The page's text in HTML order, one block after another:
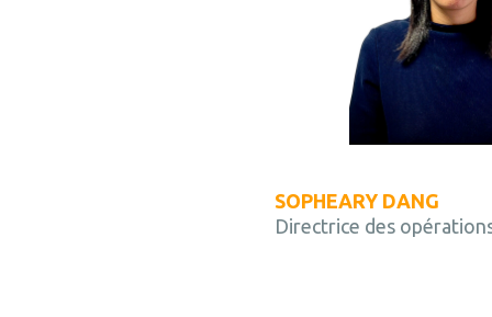
SOPHEARY DANG
Directrice des